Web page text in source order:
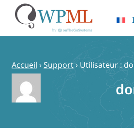
contenu
Accueil ›Support› Utilisateur :